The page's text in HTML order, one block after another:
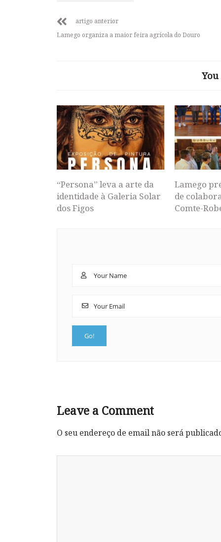
artigo anterior
Lamego organiza a maior feira agrícola do Douro
“Persona” leva a arte da
identidade à Galeria Solar
dos Figos
Lamego
de
Comte-
Leave a Comment
O seu endereço de email não será